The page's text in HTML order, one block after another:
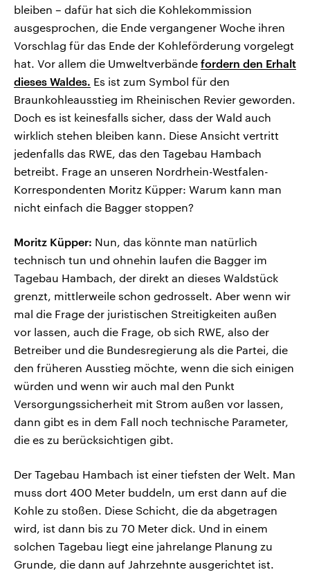
bleiben – dafür hat sich die Kohlekommission
ausgesprochen, die Ende vergangener Woche ihren
Vorschlag für das Ende der Kohleförderung vorgelegt
hat. Vor allem die Umweltverbände fordern den Erhalt
dieses Waldes. Es ist zum Symbol für den
Braunkohleausstieg im Rheinischen Revier geworden.
Doch es ist keinesfalls sicher, dass der Wald auch
wirklich stehen bleiben kann. Diese Ansicht vertritt
jedenfalls das RWE, das den Tagebau Hambach
betreibt. Frage an unseren Nordrhein-Westfalen-
Korrespondenten Moritz Küpper: Warum kann man
nicht einfach die Bagger stoppen?
Moritz Küpper: Nun, das könnte man natürlich
technisch tun und ohnehin laufen die Bagger im
Tagebau Hambach, der direkt an dieses Waldstück
grenzt, mittlerweile schon gedrosselt. Aber wenn wir
mal die Frage der juristischen Streitigkeiten außen
vor lassen, auch die Frage, ob sich RWE, also der
Betreiber und die Bundesregierung als die Partei, die
den früheren Ausstieg möchte, wenn die sich einigen
würden und wenn wir auch mal den Punkt
Versorgungssicherheit mit Strom außen vor lassen,
dann gibt es in dem Fall noch technische Parameter,
die es zu berücksichtigen gibt.
Der Tagebau Hambach ist einer tiefsten der Welt. Man
muss dort 400 Meter buddeln, um erst dann auf die
Kohle zu stoßen. Diese Schicht, die da abgetragen
wird, ist dann bis zu 70 Meter dick. Und in einem
solchen Tagebau liegt eine jahrelange Planung zu
Grunde, die dann auf Jahrzehnte ausgerichtet ist.